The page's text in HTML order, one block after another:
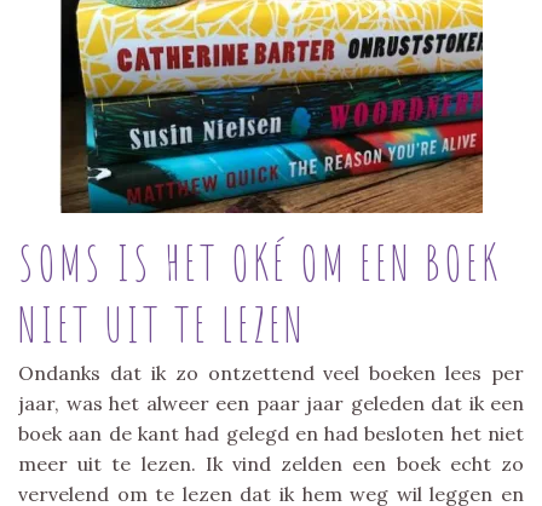
SOMS IS HET OKÉ OM EEN BOEK
NIET UIT TE LEZEN
Ondanks dat ik zo ontzettend veel boeken lees per
jaar, was het alweer een paar jaar geleden dat ik een
boek aan de kant had gelegd en had besloten het niet
meer uit te lezen. Ik vind zelden een boek echt zo
vervelend om te lezen dat ik hem weg wil leggen en